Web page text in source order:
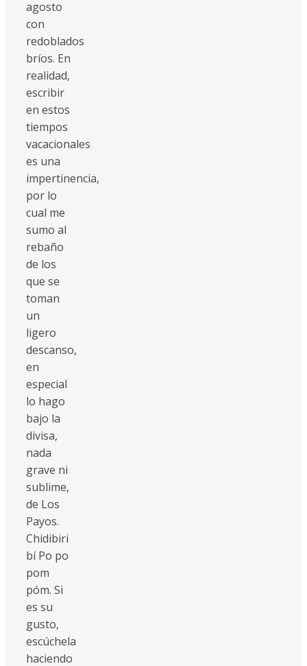
agosto
con
redoblados
bríos. En
realidad,
escribir
en estos
tiempos
vacacionales
es una
impertinencia,
por lo
cual me
sumo al
rebaño
de los
que se
toman
un
ligero
descanso,
en
especial
lo hago
bajo la
divisa,
nada
grave ni
sublime,
de Los
Payos.
Chidibiri
bí Po po
pom
póm. Si
es su
gusto,
escúchela
haciendo